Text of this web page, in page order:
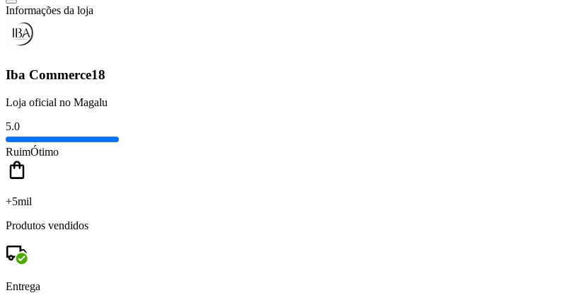
Informações da loja
Iba Commerce18
Loja oficial no Magalu
5.0
RuimÓtimo
+5mil
Produtos vendidos
Entrega